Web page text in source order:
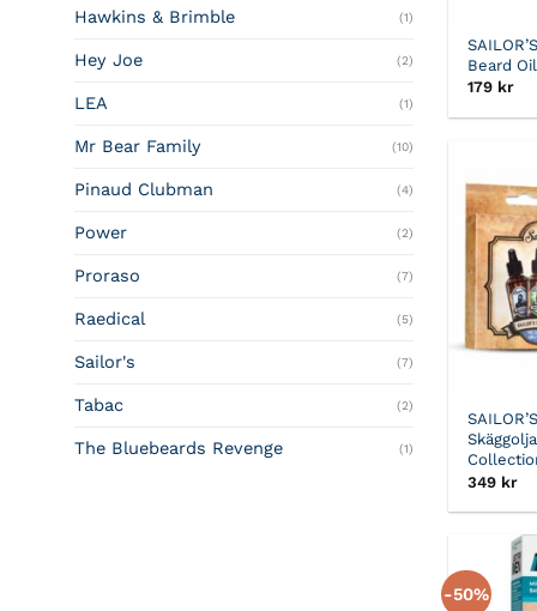
Hawkins & Brimble (1)
Hey Joe (2)
LEA (1)
Mr Bear Family (10)
Pinaud Clubman (4)
Power (2)
Proraso (7)
Raedical (5)
Sailor's (7)
Tabac (2)
The Bluebeards Revenge (1)
SAILOR’S
Beard
179 kr
SAILOR’S
349 kr
-50%